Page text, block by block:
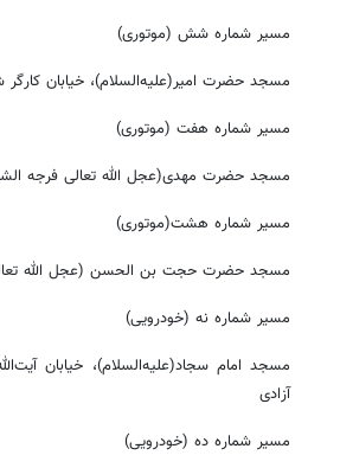
مسیر شماره شش (موتوری)
مسجد حضرت امیر(علیه‌السلام)، خیابان کارگر
مسیر شماره هفت (موتوری)
مسجد حضرت مهدی(عجل الله تعالی فرجه
مسیر شماره هشت(موتوری)
مسجد حضرت حجت بن الحسن (عجل الله تعالی
مسیر شماره نه (خودرویی)
مسجد امام سجاد(علیه‌السلام)، خیابان
آزادی
مسیر شماره ده (خودرویی)